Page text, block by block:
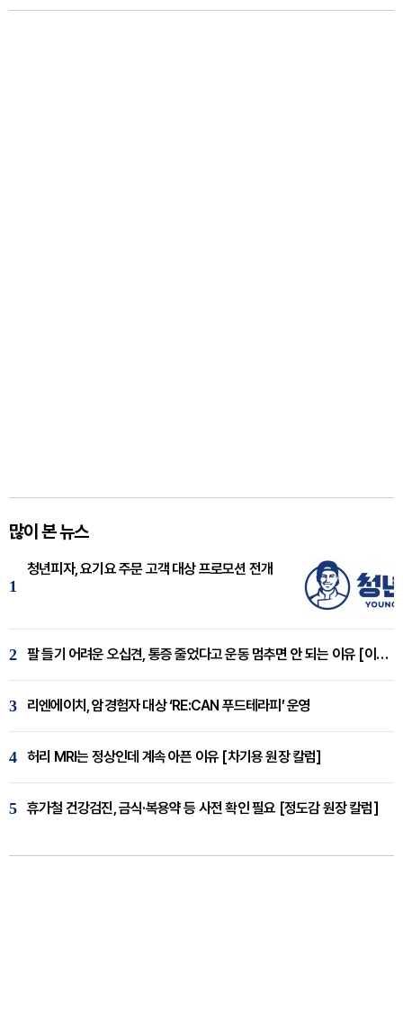
많이 본 뉴스
1
청년피자, 요기요 주문 고객 대상 프로모션 전개
2 팔 들기 어려운 오십견, 통증 줄었다고 운동 멈추면 안 되는 이유 [이병욱 원장 칼럼]
3 리엔에이치, 암경험자 대상 ‘RE:CAN 푸드테라피’ 운영
4 허리 MRI는 정상인데 계속 아픈 이유 [차기용 원장 칼럼]
5 휴가철 건강검진, 금식·복용약 등 사전 확인 필요 [정도감 원장 칼럼]